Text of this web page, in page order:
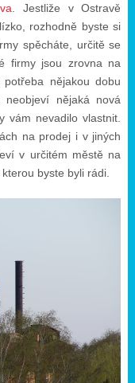
. Jestliže v Ostravě
rozhodně byste si
spěcháte, určitě se
firmy jsou zrovna na
nějakou dobu
nějaká nová
nevadilo vlastnit.
na prodej i v jiných
v určitém městě na
byste byli rádi.